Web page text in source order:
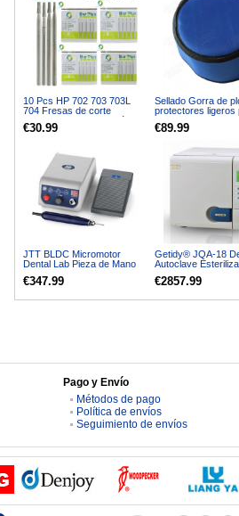
10 Pcs HP 702 703 703L
704 Fresas de corte
transversal de fisura cónica
de carburo dental
€30.99
Sellado Gorra de
protectores ligeros
radiación 0.5mmpb
€89.99
JTT BLDC Micromotor
Dental Lab Pieza de Mano
sin Escobillas
€347.99
Getidy® JQA-18
Autoclave
€2857.99
Pago y Envío
Métodos de pago
Política de envíos
Seguimiento de envíos